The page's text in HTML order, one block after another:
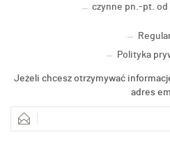
czynne pn.-pt. od
Polityka
Jeżeli chcesz otrzymywać
adres